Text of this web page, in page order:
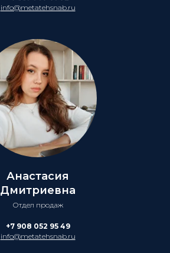
info@metatehsnab.ru
Анастасия
Дмитриевна
Отдел продаж
+7 908 052 95 49
info@metatehsnab.ru